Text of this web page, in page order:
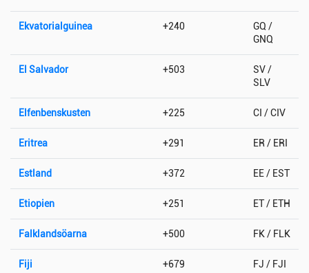
Ekvatorialguinea +240
GQ /
GNQ
El Salvador +503
SV /
SLV
Elfenbenskusten +225 CI / CIV
Eritrea +291 ER / ERI
Estland +372 EE / EST
Etiopien +251 ET / ETH
Falklandsöarna +500 FK / FLK
Fiji +679 FJ / FJI